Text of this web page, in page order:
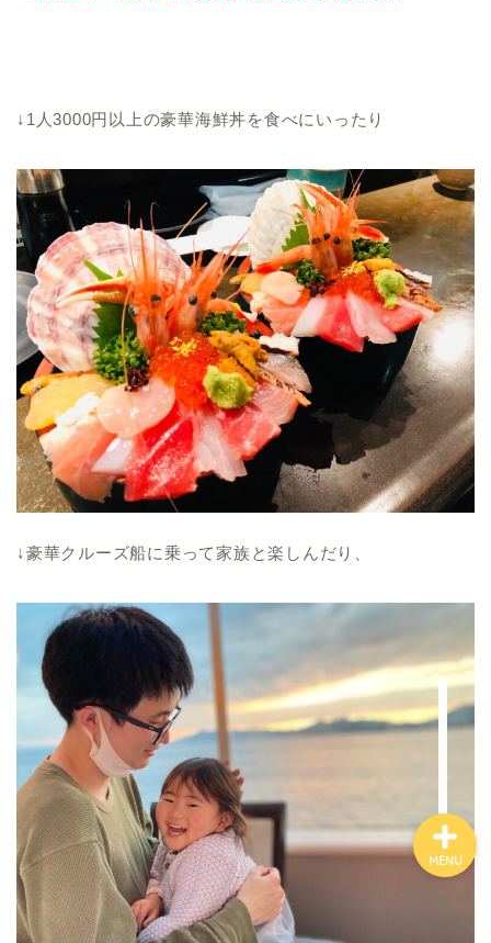
↓1人3000円以上の豪華海鮮丼を食べにいったり
↓豪華クルーズ船に乗って家族と楽しんだり、
MENU
プロフィール